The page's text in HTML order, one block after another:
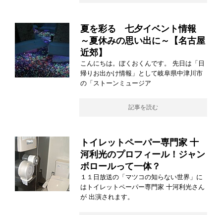
夏を彩る 七夕イベント情報
～夏休みの思い出に～【名古屋
近郊】
こんにちは。ぼくおくんです。 先日は「日
帰りお出かけ情報」として岐阜県中津川市
の「ストーンミュージア
記事を読む
トイレットペーパー専門家 十
河利光のプロフィール！ジャン
ボロールって一体？
１１日放送の「マツコの知らない世界」に
はトイレットペーパー専門家 十河利光さん
が 出演されます。